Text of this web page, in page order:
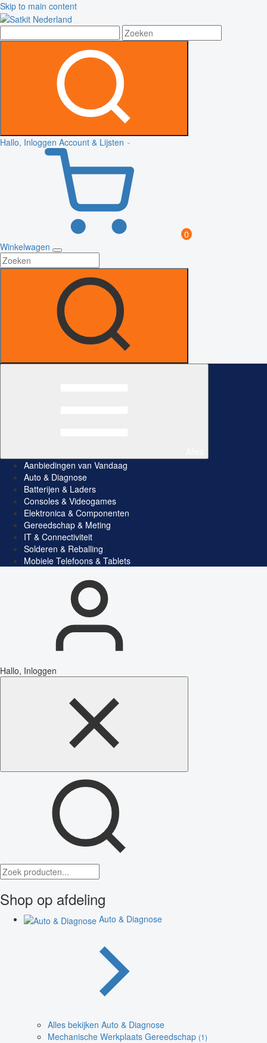
Skip to main content
Hallo, Inloggen Account & Lijsten
0
Winkelwagen
Aanbiedingen van Vandaag
Auto & Diagnose
Batterijen & Laders
Consoles & Videogames
Elektronica & Componenten
Gereedschap & Meting
IT & Connectiviteit
Solderen & Reballing
Mobiele Telefoons & Tablets
Hallo, Inloggen
Shop op afdeling
Auto & Diagnose
Alles bekijken Auto & Diagnose
Mechanische Werkplaats Gereedschap (1)